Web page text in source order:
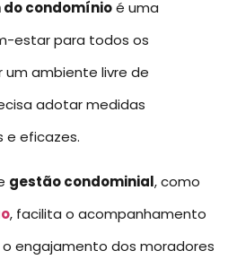
condomínioé uma
estar para todos os
um ambiente livre de
adotar medidas
e eficazes.
gestão condominial, como
, facilita o acompanhamento
engajamento dos moradores